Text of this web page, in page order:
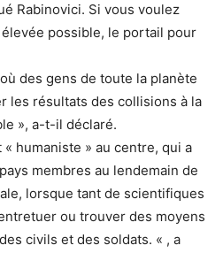
Rabinovici. Si vous voulez
possible, le portail pour
des gens de toute la planète
les résultats des collisions à la
», a-t-il déclaré.
humaniste » au centre, qui a
membres au lendemain de
lorsque tant de scientifiques
ou trouver des moyens
civils et des soldats. « , a